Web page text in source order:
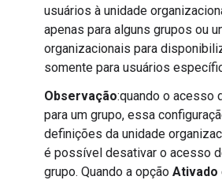
usuários à unidade
apenas para alguns grupos ou
organizacionais para
somente para usuários
Observação:quando o acesso
para um grupo, essa
definições da unidade
é possível desativar o acesso
grupo. Quando a opção Ativado